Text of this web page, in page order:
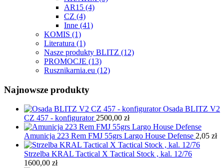
AR15 (4)
CZ (4)
Inne (41)
KOMIS (1)
Literatura (1)
Nasze produkty BLITZ (12)
PROMOCJE (13)
Rusznikarnia.eu (12)
Najnowsze produkty
Osada BLITZ V2
CZ 457 - konfigurator 2500,00 zł
Amunicja 223 Rem FMJ 55grs Largo House Defense 2,05 zł
Strzelba KRAL Tactical X Tactical Stock , kal. 12/76
1600,00 zł